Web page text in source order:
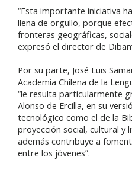
“Esta importante iniciativa
llena de orgullo, porque
fronteras geográficas,
expresó el director de
Por su parte, José Luis
Academia Chilena de la
“le resulta particularmente
Alonso de Ercilla, en su
tecnológico como el de la
proyección social, cultural y
además contribuye a
entre los jóvenes”.